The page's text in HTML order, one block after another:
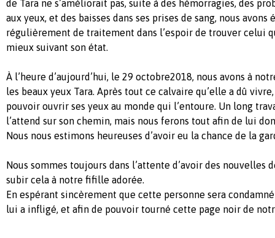
de Tara ne s’améliorait pas, suite à des hémorragies, des
aux yeux, et des baisses dans ses prises de sang, nous
régulièrement de traitement dans l’espoir de trouver celui
mieux suivant son état.
À l’heure d’aujourd’hui, le 29 octobre2018, nous avons à
les beaux yeux Tara. Après tout ce calvaire qu’elle a dû
pouvoir ouvrir ses yeux au monde qui l’entoure. Un long
l’attend sur son chemin, mais nous ferons tout afin de lui
Nous nous estimons heureuses d’avoir eu la chance de la
Nous sommes toujours dans l’attente d’avoir des nouvelles
subir cela à notre fifille adorée.
En espérant sincèrement que cette personne sera
lui a infligé, et afin de pouvoir tourné cette page noir de